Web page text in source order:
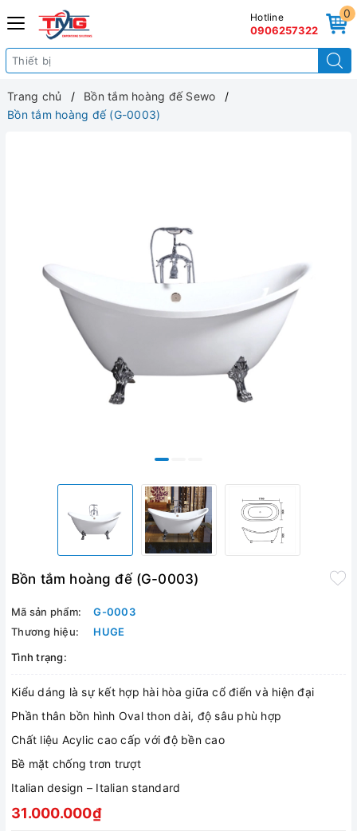
0
Hotline
0906257322
Trang chủ
Bồn tắm hoàng đế Sewo
Bồn tắm hoàng đế (G-0003)
Bồn tắm hoàng đế (G-0003)
Mã sản phẩm:
G-0003
Thương hiệu:
HUGE
Tình trạng:
Kiểu dáng là sự kết hợp hài hòa giữa cổ điển và hiện đại
Phần thân bồn hình Oval thon dài, độ sâu phù hợp
Chất liệu Acylic cao cấp với độ bền cao
Bề mặt chống trơn trượt
Italian design – Italian standard
31.000.000₫